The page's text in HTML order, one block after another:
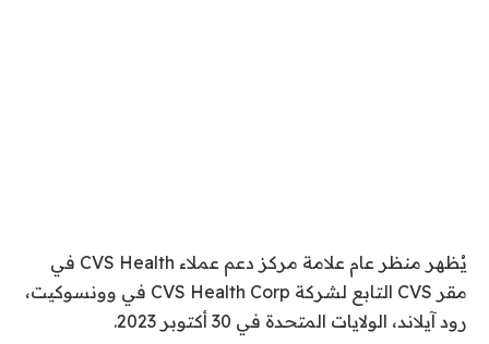
يُظهر منظر عام علامة مركز دعم عملاء CVS Health في
مقر CVS التابع لشركة CVS Health Corp في وونسوكيت،
رود آيلاند، الولايات المتحدة في 30 أكتوبر 2023.